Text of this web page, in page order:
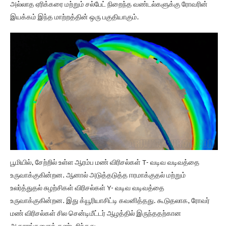
அல்லாத ஏரிக்கரை மற்றும் சல்பேட் நிறைந்த வண்டல்களுக்கு ரோவரின்
இயக்கம் இந்த மாற்றத்தின் ஒரு பகுதியாகும்.
பூமியில், சேற்றில் உள்ள ஆரம்ப மண் விரிசல்கள் T- வடிவ வடிவத்தை
உருவாக்குகின்றன. ஆனால் அடுத்தடுத்த ஈரமாக்குதல் மற்றும்
உலர்த்துதல் சுழற்சிகள் விரிசல்கள் Y- வடிவ வடிவத்தை
உருவாக்குகின்றன. இது க்யூரியாசிட்டி கவனித்தது. கூடுதலாக, ரோவர்
மண் விரிசல்கள் சில சென்டிமீட்டர் ஆழத்தில் இருந்ததற்கான